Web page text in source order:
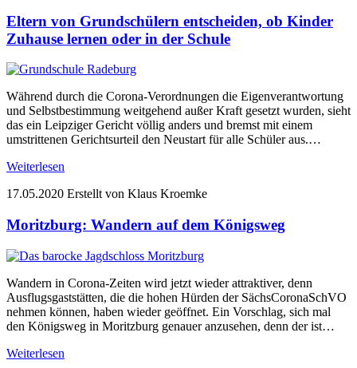
Eltern von Grundschülern entscheiden, ob Kinder
Zuhause lernen oder in der Schule
Während durch die Corona-Verordnungen die Eigenverantwortung
und Selbstbestimmung weitgehend außer Kraft gesetzt wurden, sieht
das ein Leipziger Gericht völlig anders und bremst mit einem
umstrittenen Gerichtsurteil den Neustart für alle Schüler aus.…
Weiterlesen
17.05.2020 Erstellt von Klaus Kroemke
Moritzburg: Wandern auf dem Königsweg
Wandern in Corona-Zeiten wird jetzt wieder attraktiver, denn
Ausflugsgaststätten, die die hohen Hürden der SächsCoronaSchVO
nehmen können, haben wieder geöffnet. Ein Vorschlag, sich mal
den Königsweg in Moritzburg genauer anzusehen, denn der ist…
Weiterlesen